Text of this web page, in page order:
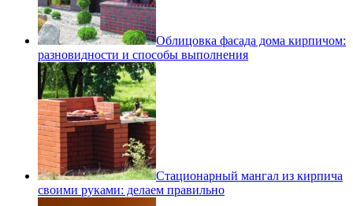
Облицовка фасада дома кирпичом:
разновидности и способы выполнения
Стационарный мангал из кирпича
своими руками: делаем правильно